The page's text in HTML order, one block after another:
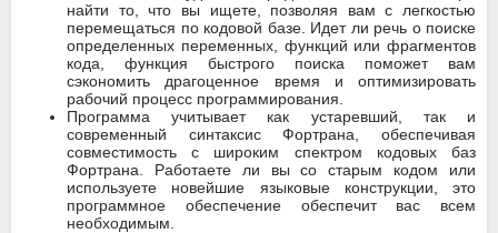
найти то, что вы ищете, позволяя вам с легкостью
перемещаться по кодовой базе. Идет ли речь о поиске
определенных переменных, функций или фрагментов
кода, функция быстрого поиска поможет вам
сэкономить драгоценное время и оптимизировать
рабочий процесс программирования.
Программа учитывает как устаревший, так и
современный синтаксис Фортрана, обеспечивая
совместимость с широким спектром кодовых баз
Фортрана. Работаете ли вы со старым кодом или
используете новейшие языковые конструкции, это
программное обеспечение обеспечит вас всем
необходимым.